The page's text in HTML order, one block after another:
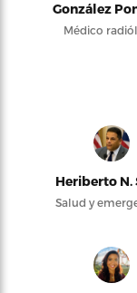
González
Médico
Heriberto N.
Salud y